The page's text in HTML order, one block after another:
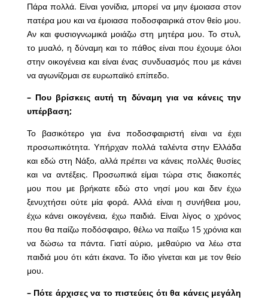
Πάρα πολλά. Είναι γονίδια, μπορεί να μην έμοιασα στον
πατέρα μου και να έμοιασα ποδοσφαιρικά στον θείο μου.
Αν και φυσιογνωμικά μοιάζω στη μητέρα μου. Το στυλ,
το μυαλό, η δύναμη και το πάθος είναι που έχουμε όλοι
στην οικογένεια και είναι ένας συνδυασμός που με κάνει
να αγωνίζομαι σε ευρωπαϊκό επίπεδο.
– Που βρίσκεις αυτή τη δύναμη για να κάνεις την
υπέρβαση;
Το βασικότερο για ένα ποδοσφαιριστή είναι να έχει
προσωπικότητα. Υπήρχαν πολλά ταλέντα στην Ελλάδα
και εδώ στη Νάξο, αλλά πρέπει να κάνεις πολλές θυσίες
και να αντέξεις. Προσωπικά είμαι τώρα στις διακοπές
μου που με βρήκατε εδώ στο νησί μου και δεν έχω
ξενυχτήσει ούτε μία φορά. Αλλά είναι η συνήθεια μου,
έχω κάνει οικογένεια, έχω παιδιά. Είναι λίγος ο χρόνος
που θα παίζω ποδόσφαιρο, θέλω να παίξω 15 χρόνια και
να δώσω τα πάντα. Γιατί αύριο, μεθαύριο να λέω στα
παιδιά μου ότι κάτι έκανα. Το ίδιο γίνεται και με τον θείο
μου.
– Πότε άρχισες να το πιστεύεις ότι θα κάνεις μεγάλη